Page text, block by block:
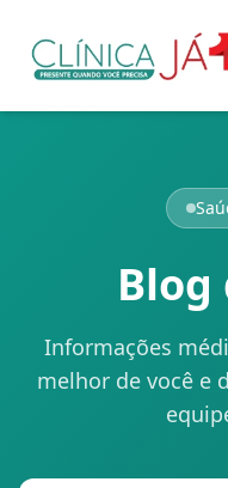
Blog
Informações
melhor de você e